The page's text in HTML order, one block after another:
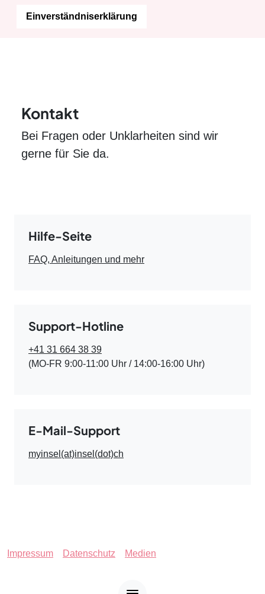
Einverständniserklärung
Kontakt
Bei Fragen oder Unklarheiten sind wir
gerne für Sie da.
Hilfe-Seite
FAQ, Anleitungen und mehr
Support-Hotline
+41 31 664 38 39
(MO-FR 9:00-11:00 Uhr / 14:00-16:00 Uhr)
E-Mail-Support
myinsel(at)insel(dot)ch
Impressum Datenschutz Medien